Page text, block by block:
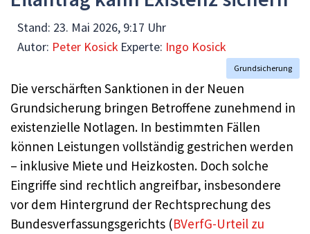
Stand: 23. Mai 2026, 9:17 Uhr
Autor: Peter Kosick Experte: Ingo Kosick
Grundsicherung
Die verschärften Sanktionen in der Neuen
Grundsicherung bringen Betroffene zunehmend in
existenzielle Notlagen. In bestimmten Fällen
können Leistungen vollständig gestrichen werden
– inklusive Miete und Heizkosten. Doch solche
Eingriffe sind rechtlich angreifbar, insbesondere
vor dem Hintergrund der Rechtsprechung des
Bundesverfassungsgerichts (BVerfG-Urteil zu